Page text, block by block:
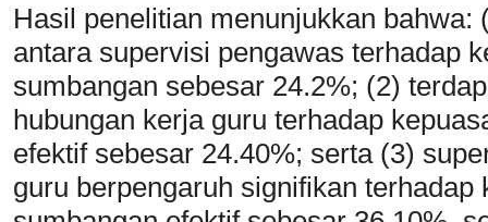
Hasil penelitian menunjukkan
antara supervisi pengawas terhadap
sumbangan sebesar 24.2%; (2)
hubungan kerja guru terhadap
efektif sebesar 24.40%; serta (3)
guru berpengaruh signifikan